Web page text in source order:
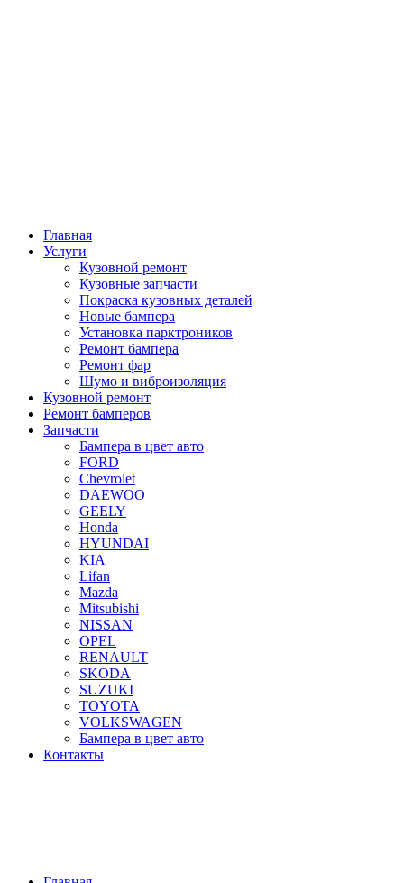
Главная
Услуги
Кузовной ремонт
Кузовные запчасти
Покраска кузовных деталей
Новые бампера
Установка парктроников
Ремонт бампера
Ремонт фар
Шумо и виброизоляция
Кузовной ремонт
Ремонт бамперов
Запчасти
Бампера в цвет авто
FORD
Chevrolet
DAEWOO
GEELY
Honda
HYUNDAI
KIA
Lifan
Mazda
Mitsubishi
NISSAN
OPEL
RENAULT
SKODA
SUZUKI
TOYOTA
VOLKSWAGEN
Бампера в цвет авто
Контакты